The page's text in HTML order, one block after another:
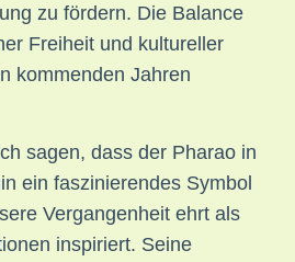
zu fördern. Die Balance
Freiheit und kultureller
kommenden Jahren
sagen, dass der Pharao in
ein faszinierendes Symbol
Vergangenheit ehrt als
inspiriert. Seine